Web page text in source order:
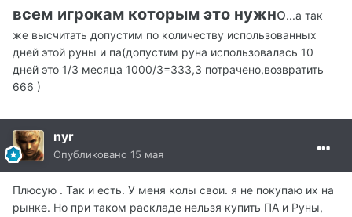
всем игрокам которым это нужно...а так
же высчитать допустим по количеству использованных
дней этой руны и па(допустим руна использовалась 10
дней это 1/3 месяца 1000/3=333,3 потрачено,возвратить
666 )
nyr
Опубликовано 15 мая
Плюсую . Так и есть. У меня колы свои. я не покупаю их на
рынке. Но при таком раскладе нельзя купить ПА и Руны,